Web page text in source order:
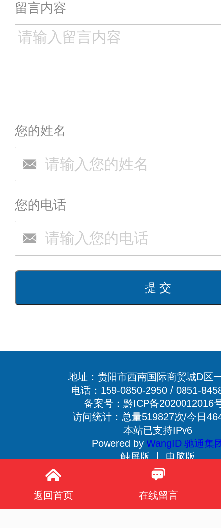
留言内容
您的姓名
您的电话
返回首页 在线留言
地址：贵阳市西南国际商贸城D区
电话：159-0850-2950 / 0851-
备案号：黔ICP备2020012016
访问统计：总量519827次/今日
本站已支持IPv6
Powered by WangID 驰通集
触屏版 丨电脑版
贵公网安备 52011502001233号